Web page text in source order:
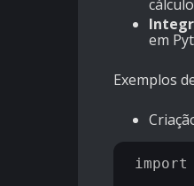
em
Exemplos
import